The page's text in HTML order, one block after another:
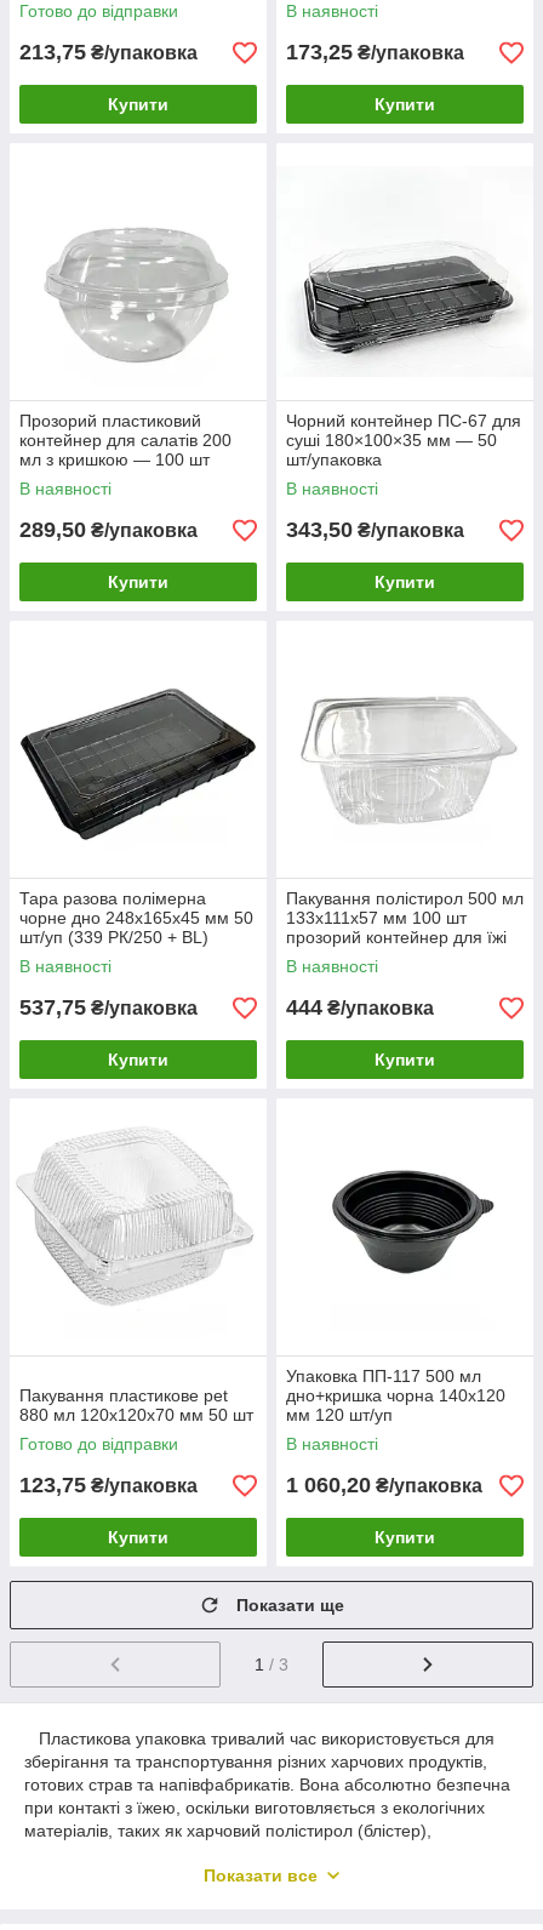
Готово до відправки
213,75 ₴/упаковка
Купити
В наявності
173,25 ₴/упаковка
Купити
Прозорий пластиковий
контейнер для салатів 200
мл з кришкою — 100 шт
В наявності
289,50 ₴/упаковка
Купити
Чорний контейнер ПС-67 для
суші 180×100×35 мм — 50
шт/упаковка
В наявності
343,50 ₴/упаковка
Купити
Тара разова полімерна
чорне дно 248х165х45 мм 50
шт/уп (339 РК/250 + BL)
В наявності
537,75 ₴/упаковка
Купити
Пакування полістирол 500 мл
133х111х57 мм 100 шт
прозорий контейнер для їжі
В наявності
444 ₴/упаковка
Купити
Пакування пластикове pet
880 мл 120х120х70 мм 50 шт
Готово до відправки
123,75 ₴/упаковка
Купити
Упаковка ПП-117 500 мл
дно+кришка чорна 140х120
мм 120 шт/уп
В наявності
1 060,20 ₴/упаковка
Купити
Показати ще
1 / 3
Пластикова упаковка тривалий час використовується для
зберігання та транспортування різних харчових продуктів,
готових страв та напівфабрикатів. Вона абсолютно безпечна
при контакті з їжею, оскільки виготовляється з екологічних
матеріалів, таких як харчовий полістирол (блістер),
може застосовуватися не тільки для зберігання і
Показати все